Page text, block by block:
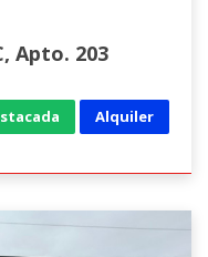
Apto. 203
Alquiler